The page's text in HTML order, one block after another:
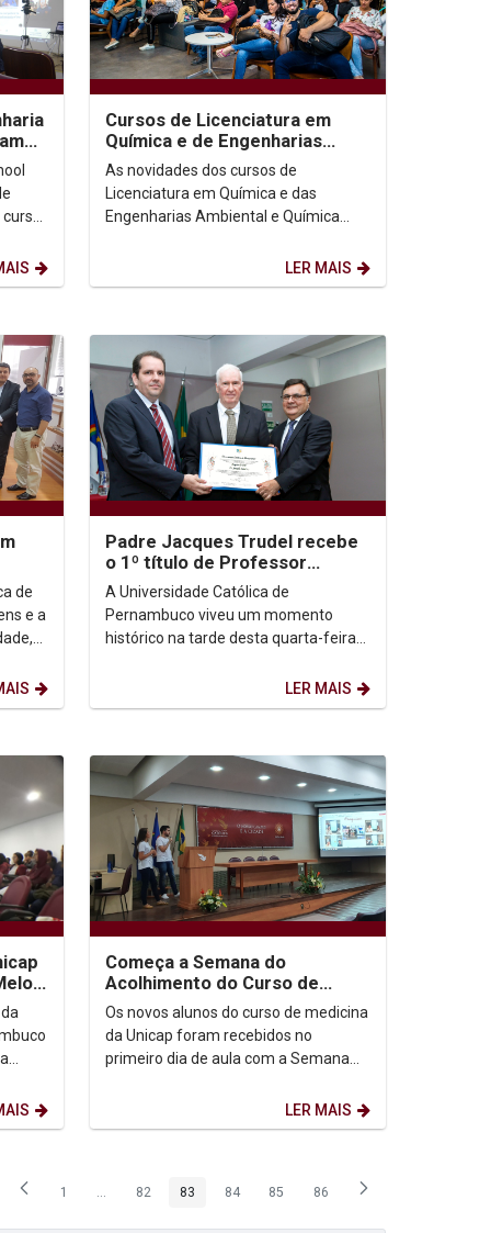
Cursos de Licenciatura em
Química e de Engenharias
Ambiental e Química
apresentam novidades
As novidades dos cursos de
Licenciatura em Química e das
Engenharias Ambiental e Química
inaugural do semestre letivo. O...
LER MAIS
de
e a
Padre Jacques Trudel recebe
o 1º título de Professor
Emérito da Universidade
Católica de Pernambuco
A Universidade Católica de
Pernambuco viveu um momento
histórico na tarde desta quarta-feira
LER MAIS
Começa a Semana do
Acolhimento do Curso de
Medicina
Os novos alunos do curso de medicina
da Unicap foram recebidos no
primeiro dia de aula com a Semana
Diretório Acadêmico Josefa...LER MAIS
Página
1 ...Páginas intermediárias Usar ABA para navegar.
Página
82 Página
83 Página
84 Página
85 Página
86